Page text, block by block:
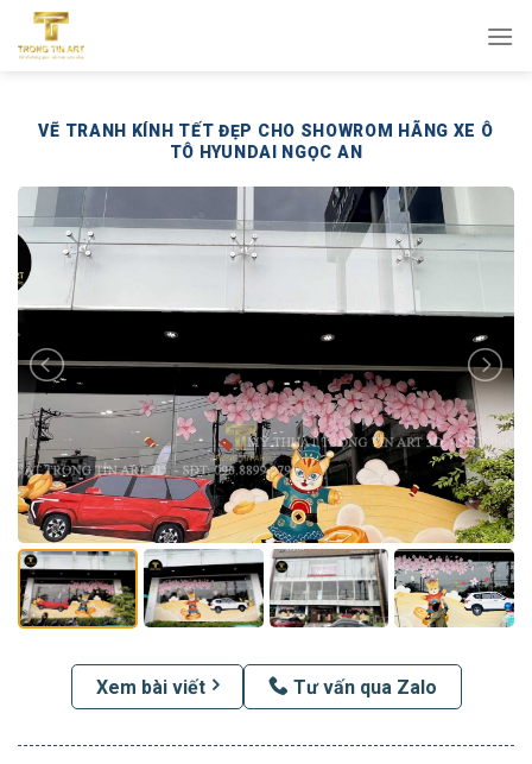
qua
VẼ TRANH KÍNH TẾT ĐẸP CHO SHOWROM HÃNG XE Ô
TÔ HYUNDAI NGỌC AN
Xem bài viết Tư vấn qua Zalo